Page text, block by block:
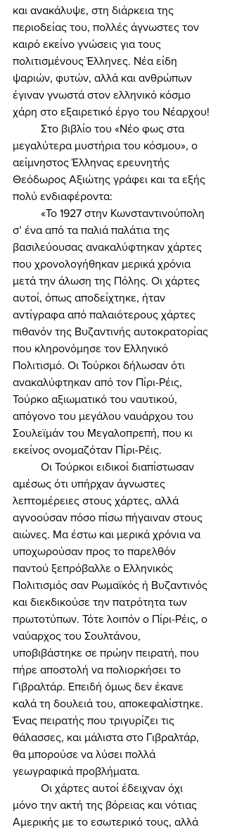
και ανακάλυψε, στη διάρκεια της
περιοδείας του, πολλές άγνωστες τον
καιρό εκείνο γνώσεις για τους
πολιτισμένους Έλληνες. Νέα είδη
ψαριών, φυτών, αλλά και ανθρώπων
έγιναν γνωστά στον ελληνικό κόσμο
χάρη στο εξαιρετικό έργο του Νέαρχου!
μεγαλύτερα μυστήρια του κόσμου», ο
αείμνηστος Έλληνας ερευνητής
Θεόδωρος Αξιώτης γράφει και τα εξής
πολύ ενδιαφέροντα:
σ’ ένα από τα παλιά παλάτια της
βασιλεύουσας ανακαλύφτηκαν χάρτες
που χρονολογήθηκαν μερικά χρόνια
μετά την άλωση της Πόλης. Οι χάρτες
αυτοί, όπως αποδείχτηκε, ήταν
αντίγραφα από παλαιότερους χάρτες
πιθανόν της Βυζαντινής αυτοκρατορίας
που κληρονόμησε τον Ελληνικό
Πολιτισμό. Οι Τούρκοι δήλωσαν ότι
ανακαλύφτηκαν από τον Πίρι-Ρέις,
Τούρκο αξιωματικό του ναυτικού,
απόγονο του μεγάλου ναυάρχου του
Σουλεϊμάν του Μεγαλοπρεπή, που κι
εκείνος ονομαζόταν Πίρι-Ρέις.
αμέσως ότι υπήρχαν άγνωστες
λεπτομέρειες στους χάρτες, αλλά
αγνοούσαν πόσο πίσω πήγαιναν στους
αιώνες. Μα έστω και μερικά χρόνια να
υποχωρούσαν προς το παρελθόν
παντού ξεπρόβαλλε ο Ελληνικός
Πολιτισμός σαν Ρωμαϊκός ή Βυζαντινός
και διεκδικούσε την πατρότητα των
πρωτοτύπων. Τότε λοιπόν ο Πίρι-Ρέις, ο
ναύαρχος του Σουλτάνου,
υποβιβάστηκε σε πρώην πειρατή, που
πήρε αποστολή να πολιορκήσει το
Γιβραλτάρ. Επειδή όμως δεν έκανε
καλά τη δουλειά του, αποκεφαλίστηκε.
Ένας πειρατής που τριγυρίζει τις
θάλασσες, και μάλιστα στο Γιβραλτάρ,
θα μπορούσε να λύσει πολλά
γεωγραφικά προβλήματα.
μόνο την ακτή της βόρειας και νότιας
Αμερικής με το εσωτερικό τους, αλλά